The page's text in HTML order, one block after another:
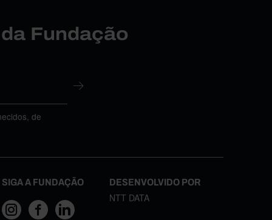
Fundação
de
SIGA A FUNDAÇÃO DESENVOLVIDO POR
NTT DATA